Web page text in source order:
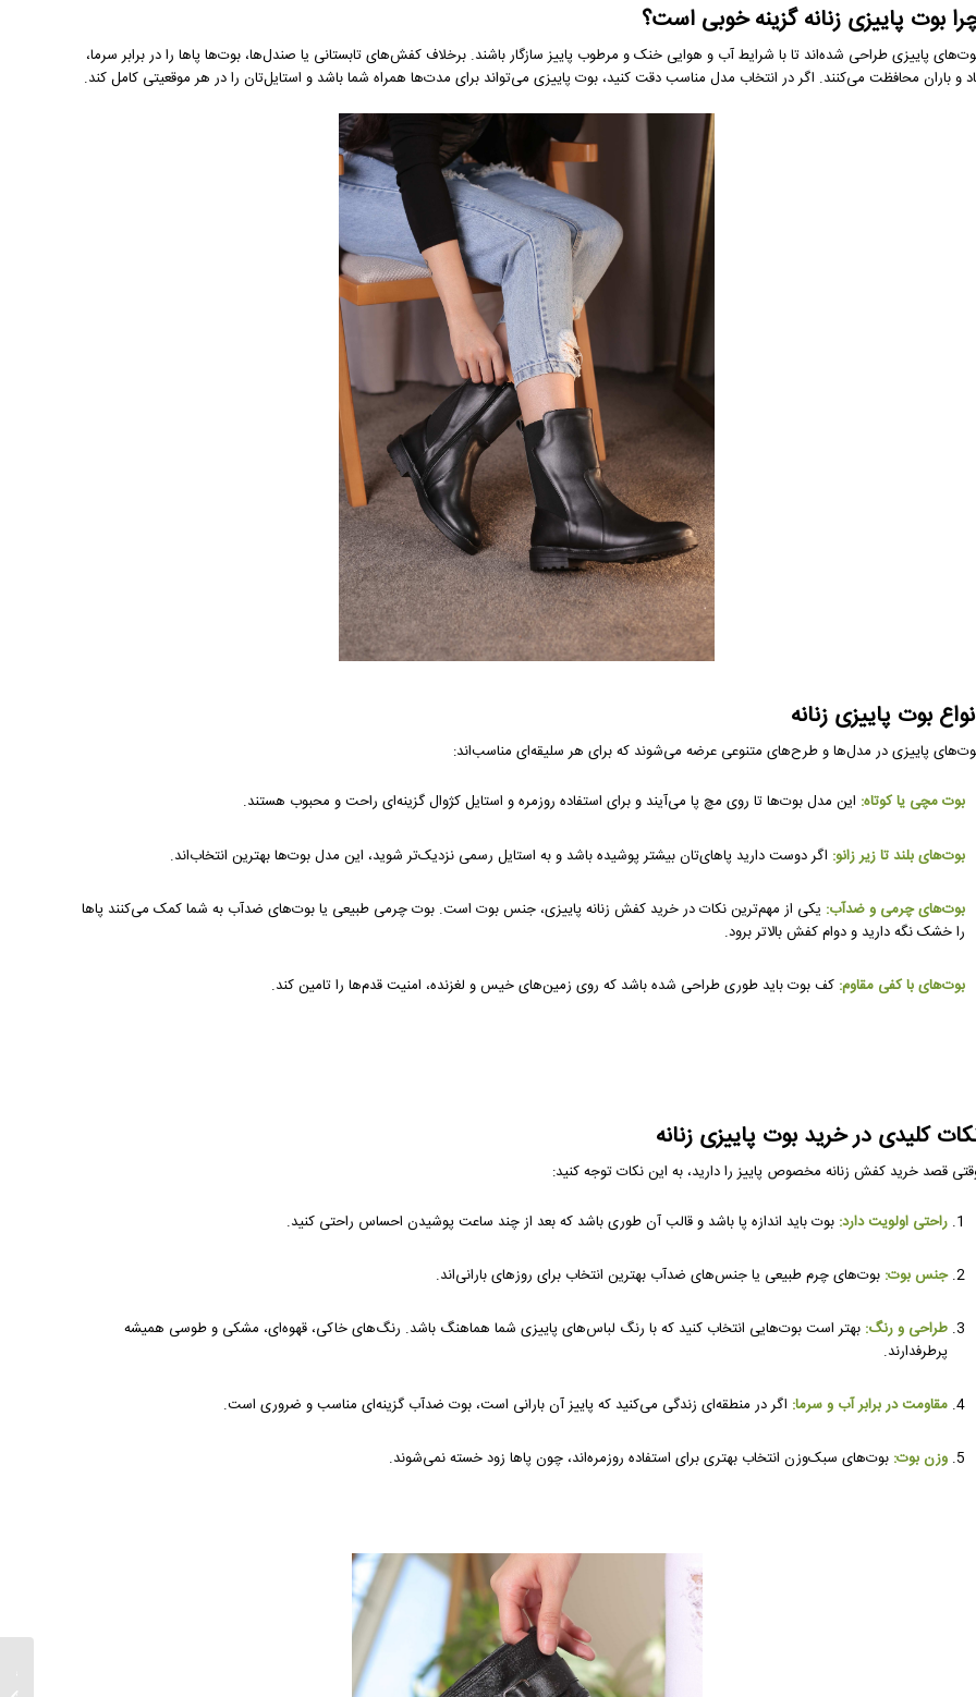
بوت پاییزی زنانه گزینه خوبی است؟
پاییزی طراحی شده‌اند تا با شرایط آب و هوایی خنک و مرطوب پاییز سازگار باشند. برخلاف کفش‌های تابستانی یا صندل‌ها، بوت‌ها پاها را در برابر سرما،
و باران محافظت می‌کنند. اگر در انتخاب مدل مناسب دقت کنید، بوت پاییزی می‌تواند برای مدت‌ها همراه شما باشد و استایل‌تان را در هر موقعیتی کامل کند.
بوت پاییزی زنانه
پاییزی در مدل‌ها و طرح‌های متنوعی عرضه می‌شوند که برای هر سلیقه‌ای مناسب‌اند:
بوت مچی یا کوتاه: این مدل بوت‌ها تا روی مچ پا می‌آیند و برای استفاده روزمره و استایل کژوال گزینه‌ای راحت و محبوب هستند.
بوت‌های بلند تا زیر زانو: اگر دوست دارید پاهای‌تان بیشتر پوشیده باشد و به استایل رسمی نزدیک‌تر شوید، این مدل بوت‌ها بهترین انتخاب‌اند.
بوت‌های چرمی و ضدآب: یکی از مهم‌ترین نکات در خرید کفش زنانه پاییزی، جنس بوت است. بوت چرمی طبیعی یا بوت‌های ضدآب به شما کمک می‌کنند پاها
را خشک نگه دارید و دوام کفش بالاتر برود.
بوت‌های با کفی مقاوم: کف بوت باید طوری طراحی شده باشد که روی زمین‌های خیس و لغزنده، امنیت قدم‌ها را تامین کند.
کلیدی در خرید بوت پاییزی زنانه
قصد خرید کفش زنانه مخصوص پاییز را دارید، به این نکات توجه کنید:
راحتی اولویت دارد: بوت باید اندازه پا باشد و قالب آن طوری باشد که بعد از چند ساعت پوشیدن احساس راحتی کنید.
جنس بوت: بوت‌های چرم طبیعی یا جنس‌های ضدآب بهترین انتخاب برای روزهای بارانی‌اند.
طراحی و رنگ: بهتر است بوت‌هایی انتخاب کنید که با رنگ لباس‌های پاییزی شما هماهنگ باشد. رنگ‌های خاکی، قهوه‌ای، مشکی و طوسی همیشه
پرطرفدارند.
مقاومت در برابر آب و سرما: اگر در منطقه‌ای زندگی می‌کنید که پاییز آن بارانی است، بوت ضدآب گزینه‌ای مناسب و ضروری است.
وزن بوت: بوت‌های سبک‌وزن انتخاب بهتری برای استفاده روزمره‌اند، چون پاها زود خسته نمی‌شوند.